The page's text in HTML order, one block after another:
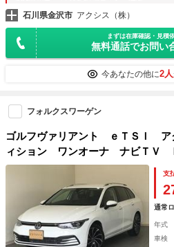
石川県金沢市 アクシス（株）
まずは在庫確認・見積
無料通話でお問い
今あなたの他に2人
フォルクスワーゲン
ゴルフヴァリアント ｅＴＳＩ
ィション ワンオーナ ナビＴＶ
Ｄ アダプティブクルーズ レーン
アップディスプレイ デジタルメ
支
通常
年式
車検